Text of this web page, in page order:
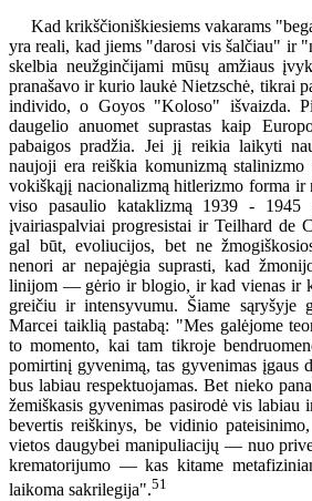
Kad krikščioniškiesiems vakarams
yra reali, kad jiems "darosi vis šalčiau" ir
skelbia neužginčijami mūsų amžiaus
pranašavo ir kurio laukė Nietzschė, tikrai
individo, o Goyos "Koloso" išvaizda.
daugelio anuomet suprastas kaip
pabaigos pradžia. Jei jį reikia laikyti
naujoji era reiškia komunizmą
vokiškąjį nacionalizmą hitlerizmo forma ir
viso pasaulio kataklizmą 1939 - 1945
įvairiaspalviai progresistai ir Teilhard de
gal būt, evoliucijos, bet ne
nenori ar nepajėgia suprasti, kad
linijom — gėrio ir blogio, ir kad vienas ir
greičiu ir intensyvumu. Šiame sąryšyje
Marcei taiklią pastabą: "Mes galėjome
to momento, kai tam tikroje
pomirtinį gyvenimą, tas gyvenimas įgaus
bus labiau respektuojamas. Bet nieko
žemiškasis gyvenimas pasirodė vis labiau
bevertis reiškinys, be vidinio
vietos daugybei manipuliacijų — nuo
krematorijumo — kas kitame
laikoma sakrilegija".51